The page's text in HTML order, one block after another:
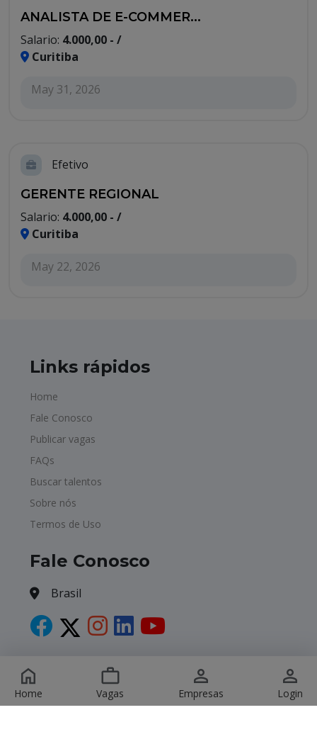
Home Vagas Empresas Login
ANALISTA DE E-COMMER...
Salario: 4.000,00 - /
Curitiba
May 31, 2026
Efetivo
GERENTE REGIONAL
Salario: 4.000,00 - /
Curitiba
May 22, 2026
Links rápidos
Home
Fale Conosco
Publicar vagas
FAQs
Buscar talentos
Sobre nós
Termos de Uso
Fale Conosco
Brasil
Copyright © 2026 Havagas. All Rights Reserved.